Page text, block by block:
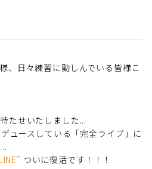
、日々練習に勤しんでいる皆様こ
たせいたしました...
ュースしている「完全ライブ」に
ついに復活です！！！